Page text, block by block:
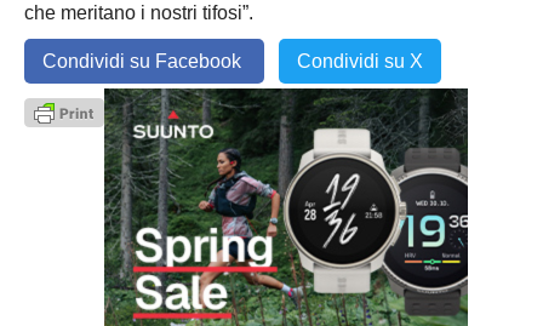
che meritano i nostri tifosi”.
Condividi su Facebook Condividi su X